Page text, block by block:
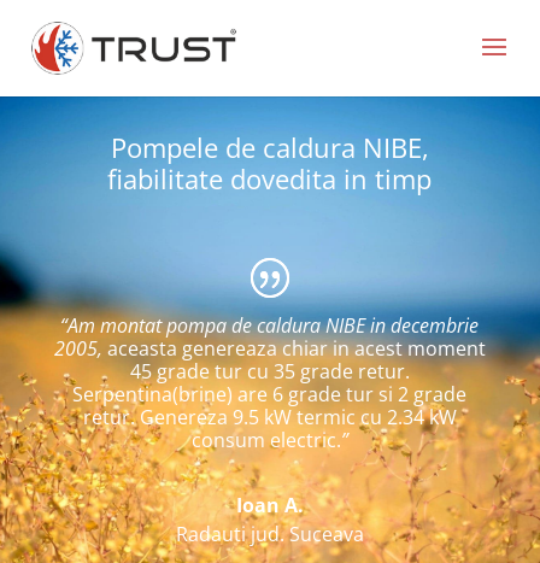
Pompele de caldura NIBE,
fiabilitate dovedita in timp
“Am montat pompa de caldura NIBE in decembrie
2005, aceasta genereaza chiar in acest moment
45 grade tur cu 35 grade retur.
Serpentina(brine) are 6 grade tur si 2 grade
retur. Genereza 9.5 kW termic cu 2.34 kW
consum electric.”
Ioan A.
Radauti jud. Suceava